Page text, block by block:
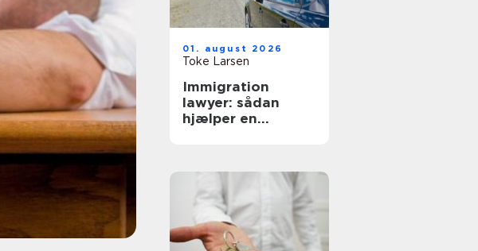
01. august 2026
Toke Larsen
Immigration
lawyer: sådan
hjælper en